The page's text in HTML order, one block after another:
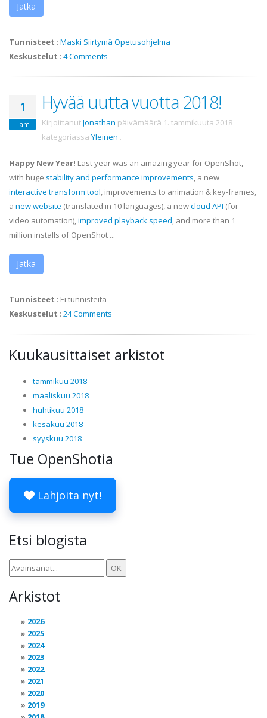
Jatka
Tunnisteet : Maski Siirtymä Opetusohjelma
Keskustelut : 4 Comments
1
Tam
Hyvää uutta vuotta 2018!
KirjoittanutJonathan päivämäärä 1. tammikuuta 2018
kategoriassa Yleinen .
Happy New Year! Last year was an amazing year for OpenShot,
with huge stability and performance improvements, a new
interactive transform tool, improvements to animation & key-frames,
a new website (translated in 10 languages), a newcloud API (for
video automation),improved playback speed, and more than 1
million installs of OpenShot ...
Jatka
Tunnisteet : Ei tunnisteita
Keskustelut : 24 Comments
Kuukausittaiset arkistot
tammikuu 2018
maaliskuu 2018
huhtikuu 2018
kesäkuu 2018
syyskuu 2018
Tue OpenShotia
Lahjoita nyt!
Etsi blogista
Arkistot
2026
2025
2024
2023
2022
2021
2020
2019